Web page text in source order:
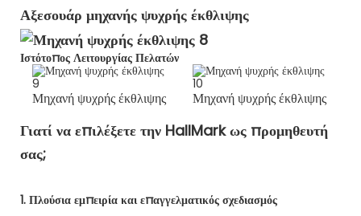
Αξεσουάρ μηχανής ψυχρής έκθλιψης
Ιστότοπος Λειτουργίας Πελατών
Μηχανή ψυχρής έκθλιψης Μηχανή ψυχρής έκθλιψης
Γιατί να επιλέξετε την HallMark ως προμηθευτή
σας;
1. Πλούσια εμπειρία και επαγγελματικός σχεδιασμός